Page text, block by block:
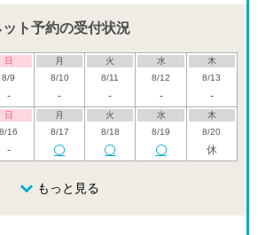
ット予約の受付状況
日
8/9
-
月
8/10
-
火
8/11
-
水
8/12
-
木
8/13
-
日
8/16
-
月
8/17
火
8/18
水
8/19
木
8/20
休
8/24
もっと見る